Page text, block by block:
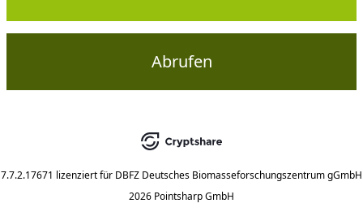
Abrufen
7.7.2.17671 lizenziert für DBFZ Deutsches Biomasseforschungszentrum gGmbH
2026 Pointsharp GmbH